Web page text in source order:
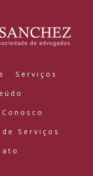
Serviços
Serviços